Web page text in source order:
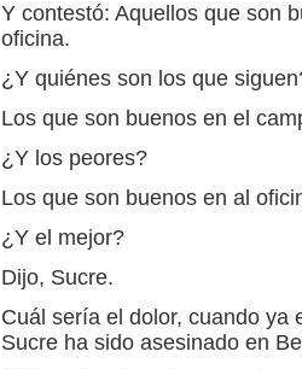
Y contestó: Aquellos que son
oficina.
¿Y quiénes son los que
Los que son buenos en el
¿Y los peores?
Los que son buenos en al
¿Y el mejor?
Dijo, Sucre.
Cuál sería el dolor, cuando ya
Sucre ha sido asesinado en